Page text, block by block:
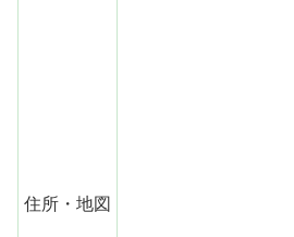
住所・地図